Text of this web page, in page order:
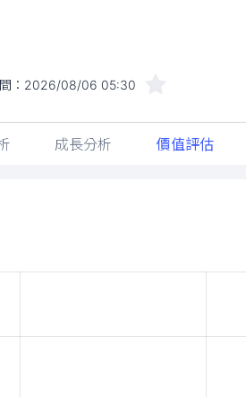
： 2026/08/06 05:30
成長分析 價值評估